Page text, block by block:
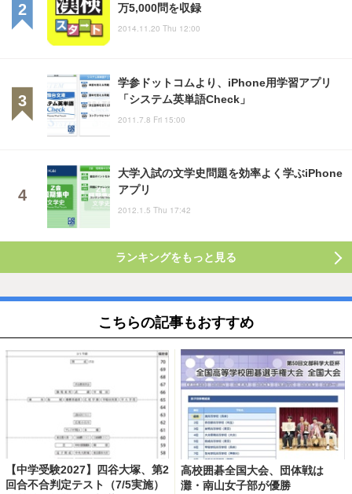
万5,000問を収録
2014.11.20 Thu 12:00
学参ドットコムより、iPhone用学習アプリ
「システム英単語Check」
2011.7.8 Fri 15:00
大学入試の文学史問題を効率よく学ぶiPhone
アプリ
2012.1.5 Thu 17:42
ランキングをもっと見る
こちらの記事もおすすめ
【中学受験2027】四谷大塚、第2
回合不合判定テスト（7/5実施）
高校囲碁全国大会、団体戦は
灘・南山女子部が優勝